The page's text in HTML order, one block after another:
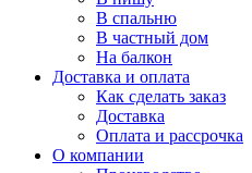
В спальню
В частный дом
На балкон
Доставка и оплата
Как сделать заказ
Доставка
Оплата и рассрочка
О компании